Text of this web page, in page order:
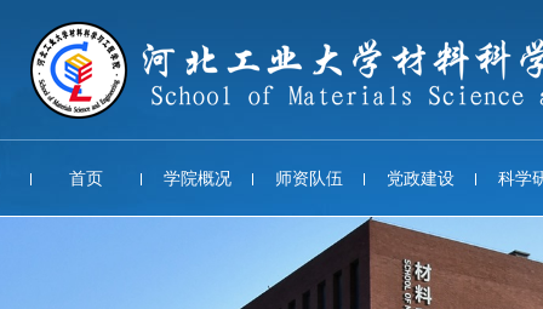
首页 学院概况 师资队伍 党政建设 科学